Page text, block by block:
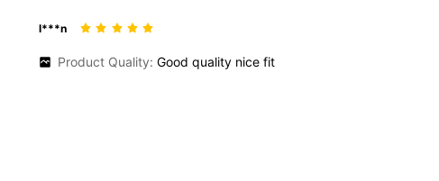
l***n
Product Quality:Goodquality nicefit